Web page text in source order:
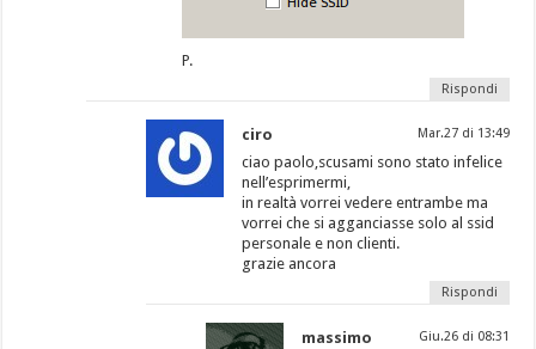
P.
Rispondi
ciro Mar.27 di 13:49
ciao paolo,scusami sono stato infelice
nell’esprimermi,
in realtà vorrei vedere entrambe ma
vorrei che si agganciasse solo al ssid
personale e non clienti.
grazie ancora
Rispondi
massimo Giu.26 di 08:31